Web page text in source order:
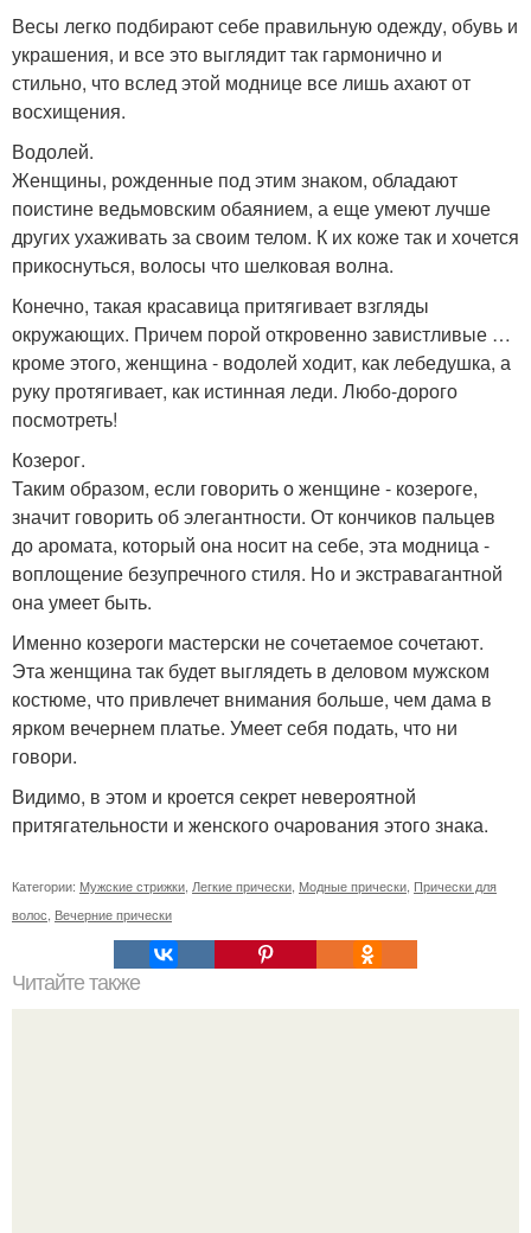
Весы легко подбирают себе правильную одежду, обувь и
украшения, и все это выглядит так гармонично и
стильно, что вслед этой моднице все лишь ахают от
восхищения.
Водолей.
Женщины, рожденные под этим знаком, обладают
поистине ведьмовским обаянием, а еще умеют лучше
других ухаживать за своим телом. К их коже так и хочется
прикоснуться, волосы что шелковая волна.
Конечно, такая красавица притягивает взгляды
окружающих. Причем порой откровенно завистливые …
кроме этого, женщина - водолей ходит, как лебедушка, а
руку протягивает, как истинная леди. Любо-дорого
посмотреть!
Козерог.
Таким образом, если говорить о женщине - козероге,
значит говорить об элегантности. От кончиков пальцев
до аромата, который она носит на себе, эта модница -
воплощение безупречного стиля. Но и экстравагантной
она умеет быть.
Именно козероги мастерски не сочетаемое сочетают.
Эта женщина так будет выглядеть в деловом мужском
костюме, что привлечет внимания больше, чем дама в
ярком вечернем платье. Умеет себя подать, что ни
говори.
Видимо, в этом и кроется секрет невероятной
притягательности и женского очарования этого знака.
Категории: Мужские стрижки Легкие прически Модные прически Прически для
волос Вечерние прически
Читайте также